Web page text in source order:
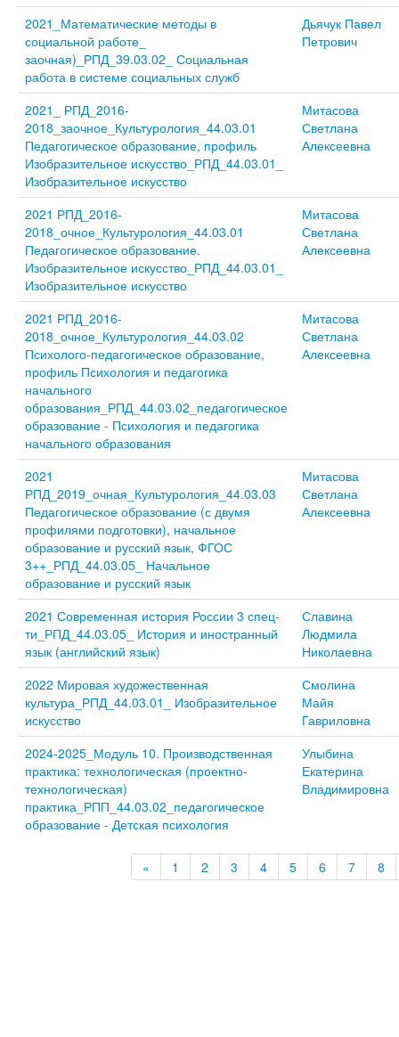
2021_Математические методы в
социальной работе_
заочная)_РПД_39.03.02_ Социальная
работа в системе социальных служб
Дьячук Павел
Петрович
2021_ РПД_2016-
2018_заочное_Культурология_44.03.01
Педагогическое образование, профиль
Изобразительное искусство_РПД_44.03.01_
Изобразительное искусство
Митасова
Светлана
Алексеевна
2021 РПД_2016-
2018_очное_Культурология_44.03.01
Педагогическое образование.
Изобразительное искусство_РПД_44.03.01_
Изобразительное искусство
Митасова
Светлана
Алексеевна
2021 РПД_2016-
2018_очное_Культурология_44.03.02
Психолого-педагогическое образование,
профиль Психология и педагогика
начального
образования_РПД_44.03.02_педагогическое
образование - Психология и педагогика
начального образования
Митасова
Светлана
Алексеевна
2021
РПД_2019_очная_Культурология_44.03.03
Педагогическое образование (с двумя
профилями подготовки), начальное
образование и русский язык, ФГОС
3++_РПД_44.03.05_ Начальное
образование и русский язык
Митасова
Светлана
Алексеевна
2021 Современная история России 3 спец-
ти_РПД_44.03.05_ История и иностранный
язык (английский язык)
Славина
Людмила
Николаевна
2022 Мировая художественная
культура_РПД_44.03.01_ Изобразительное
искусство
Смолина
Майя
Гавриловна
2024-2025_Модуль 10. Производственная
практика: технологическая (проектно-
технологическая)
практика_РПП_44.03.02_педагогическое
образование - Детская психология
Улыбина
Екатерина
Владимировна
« 1 2 3 4 5 6 7 8